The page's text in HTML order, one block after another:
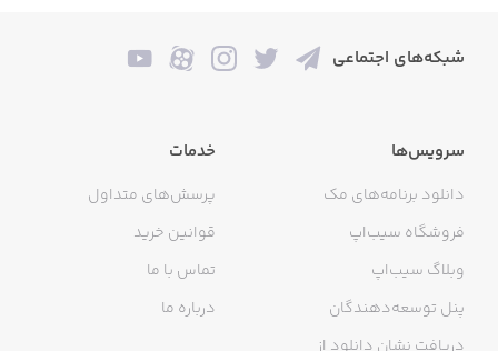
شبکه‌های اجتماعی
سرویس‌ها
دانلود برنامه‌های مک
فروشگاه سیب‌اپ
وبلاگ سیب‌اپ
پنل توسعه‌دهندگان
خدمات
پرسش‌های متداول
قوانین خرید
تماس با ما
درباره ما